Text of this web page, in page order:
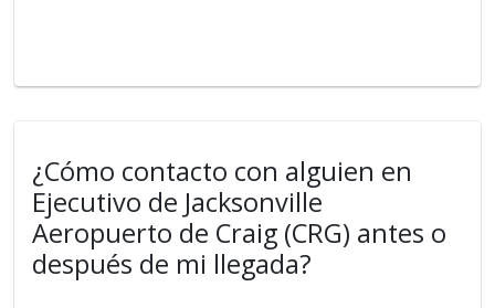
¿Cómo contacto con alguien en
Ejecutivo de Jacksonville
Aeropuerto de Craig (CRG) antes o
después de mi llegada?